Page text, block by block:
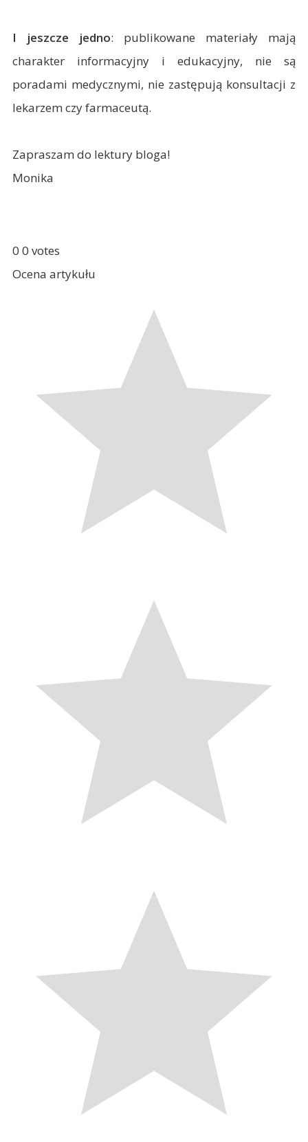
I jeszcze jedno: publikowane materiały mają
charakter informacyjny i edukacyjny, nie są
poradami medycznymi, nie zastępują konsultacji z
lekarzem czy farmaceutą.
Zapraszam do lektury bloga!
Monika
0 0 votes
Ocena artykułu